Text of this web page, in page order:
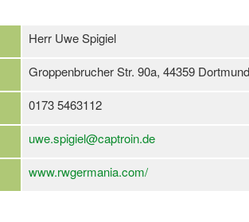
Herr Uwe Spigiel
Groppenbrucher Str. 90a, 44359 Dortmund
0173 5463112
uwe.spigiel@captroin.de
www.rwgermania.com/